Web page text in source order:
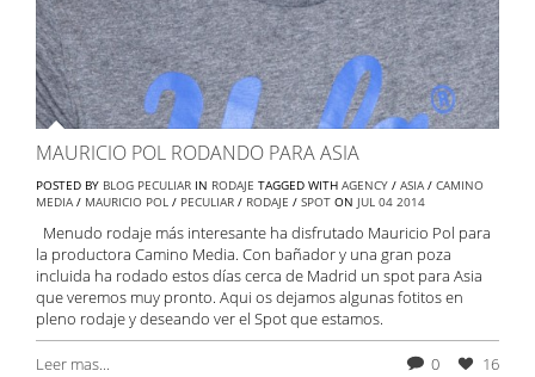
MAURICIO POL RODANDO PARA ASIA
POSTED BY BLOG PECULIAR IN RODAJE TAGGED WITH AGENCY / ASIA/ CAMINO
MEDIA/ MAURICIO POL / PECULIAR / RODAJE / SPOT ON JUL 04 2014
Menudo rodaje más interesante ha disfrutado Mauricio Pol para
la productora Camino Media. Con bañador y una gran poza
incluida ha rodado estos días cerca de Madrid un spot para Asia
que veremos muy pronto. Aqui os dejamos algunas fotitos en
pleno rodaje y deseando ver el Spot que estamos.
Leer mas... 0 16